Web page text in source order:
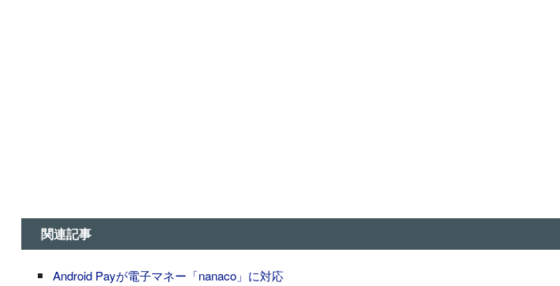
関連記事
Android Payが電子マネー「nanaco」に対応